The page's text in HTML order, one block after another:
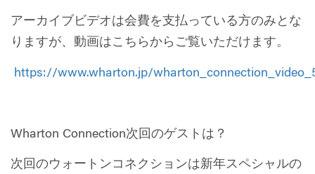
アーカイブビデオは会費を支払っている方のみとな
りますが、動画はこちらからご覧いただけます。
https://www.wharton.jp/
Wharton Connection次回のゲストは？
次回のウォートンコネクションは新年スペシャルの